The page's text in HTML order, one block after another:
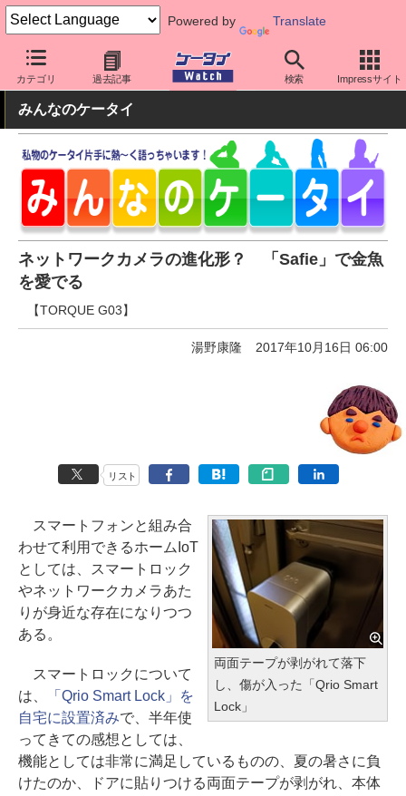
Powered by Translate
カテゴリ 過去記事 検索 Impressサイト
ケータイ Watch 最新技術/その他 IoT
みんなのケータイ
ネットワークカメラの進化形？ 「Safie」で金魚
を愛でる
【TORQUE G03】
湯野康隆 2017年10月16日 06:00
リスト
両面テープが剥がれて落下
し、傷が入った「Qrio Smart
Lock」
スマートフォンと組み合
わせて利用できるホームIoT
としては、スマートロック
やネットワークカメラあた
りが身近な存在になりつつ
ある。
スマートロックについて
は、
「Qrio Smart Lock」を
自宅に設置済みで、半年使
ってきての感想としては、
機能としては非常に満足しているものの、夏の暑さに負
けたのか、ドアに貼りつける両面テープが剥がれ、本体